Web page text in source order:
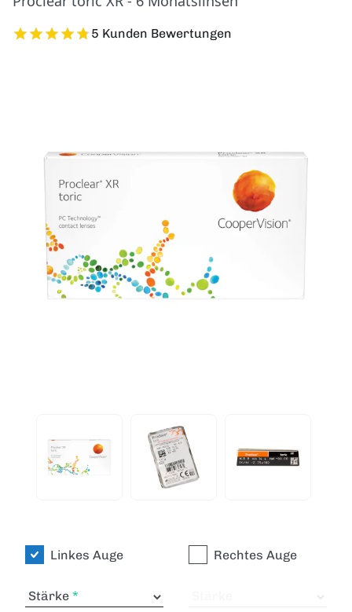
5 Kunden Bewertungen
Linkes Auge
Stärke
Rechtes Auge